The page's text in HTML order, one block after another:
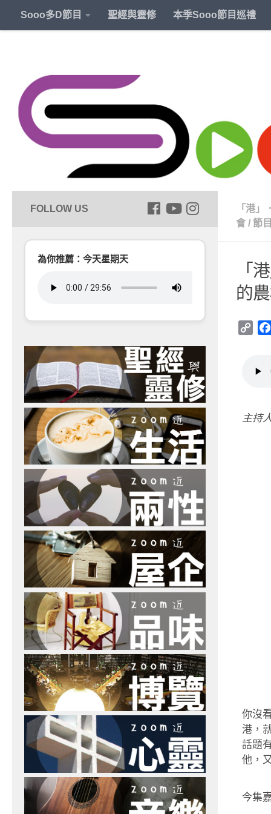
Sooo多D節目 聖經與靈修 本季Sooo節目巡禮
「港」
會 / 節
「
的
主持
你沒
港，
話題
他，
今集
為你推薦：今天星期天